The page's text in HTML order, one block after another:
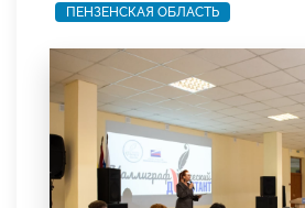
ПЕНЗЕНСКАЯ ОБЛАСТЬ